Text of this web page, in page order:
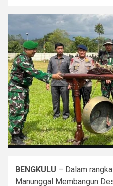
BENGKULU – Dalam
Manunggal Membangun